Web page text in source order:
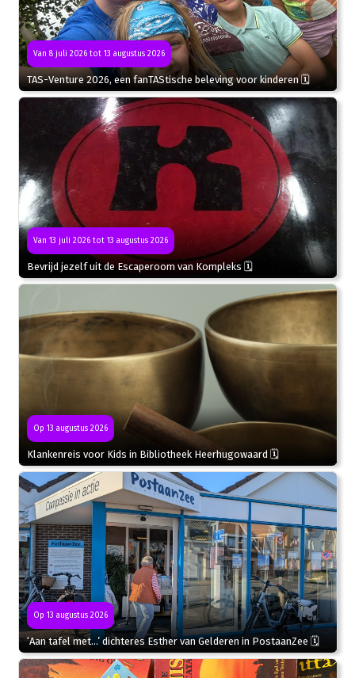
Van 8 juli 2026 tot 13 augustus 2026
TAS-Venture 2026, een fanTAStische beleving voor kinderen 🗓
Van 13 juli 2026 tot 13 augustus 2026
Bevrijd jezelf uit de Escaperoom van Kompleks 🗓
Op 13 augustus 2026
Klankenreis voor Kids in Bibliotheek Heerhugowaard 🗓
Op 13 augustus 2026
‘Aan tafel met…’ dichteres Esther van Gelderen in PostaanZee 🗓